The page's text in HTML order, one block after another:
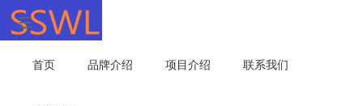
首页 品牌介绍 项目介绍 联系我们